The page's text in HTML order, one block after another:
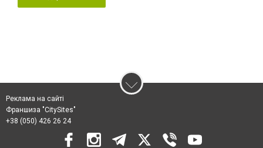
Реклама на сайті
Франшиза "CitySites"
+38 (050) 426 26 24